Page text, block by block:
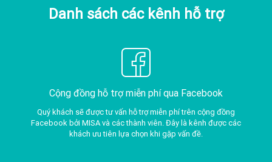
Danh sách các kênh hỗ trợ
Cộng đồng hỗ trợ miễn phí qua Facebook
Quý khách sẽ được tư vấn hỗ trợ miễn phí trên cộng đồng
Facebook bởi MISA và các thành viên. Đây là kênh được các
khách ưu tiên lựa chọn khi gặp vấn đề.